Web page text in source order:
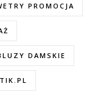
PROMOCJA
DAMSKIE